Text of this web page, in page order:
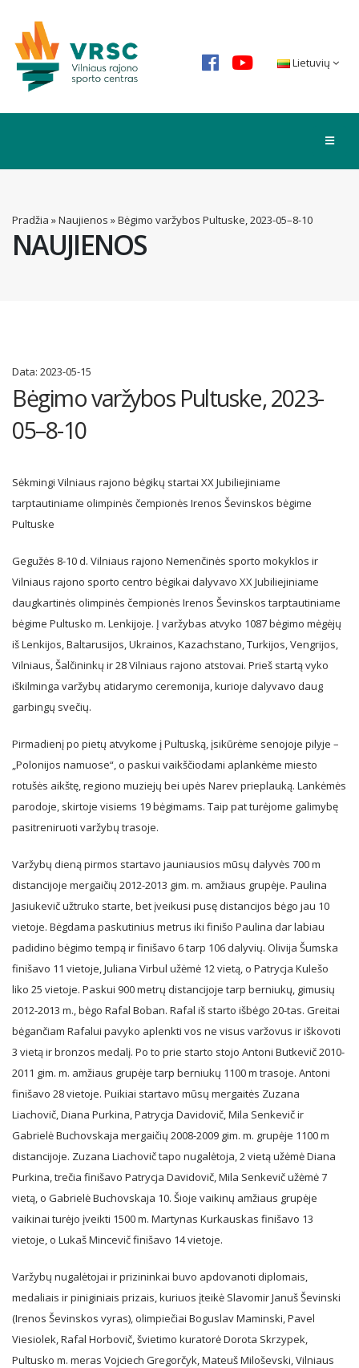
Lietuvių
NAUJIENOS
Pradžia »Naujienos »Bėgimo varžybos Pultuske, 2023-05–8-10
Data: 2023-05-15
Bėgimo varžybos Pultuske, 2023-
05–8-10
Sėkmingi Vilniaus rajono bėgikų startai XX Jubiliejiniame
tarptautiniame olimpinės čempionės Irenos Ševinskos bėgime
Pultuske
Gegužės 8-10 d. Vilniaus rajono Nemenčinės sporto mokyklos ir
Vilniaus rajono sporto centro bėgikai dalyvavo XX Jubiliejiniame
daugkartinės olimpinės čempionės Irenos Ševinskos tarptautiniame
bėgime Pultusko m. Lenkijoje. Į varžybas atvyko 1087 bėgimo mėgėjų
iš Lenkijos, Baltarusijos, Ukrainos, Kazachstano, Turkijos, Vengrijos,
Vilniaus, Šalčininkų ir 28 Vilniaus rajono atstovai. Prieš startą vyko
iškilminga varžybų atidarymo ceremonija, kurioje dalyvavo daug
garbingų svečių.
Pirmadienį po pietų atvykome į Pultuską, įsikūrėme senojoje pilyje –
„Polonijos namuose“, o paskui vaikščiodami aplankėme miesto
rotušės aikštę, regiono muziejų bei upės Narev prieplauką. Lankėmės
parodoje, skirtoje visiems 19 bėgimams. Taip pat turėjome galimybę
pasitreniruoti varžybų trasoje.
Varžybų dieną pirmos startavo jauniausios mūsų dalyvės 700 m
distancijoje mergaičių 2012-2013 gim. m. amžiaus grupėje. Paulina
Jasiukevič užtruko starte, bet įveikusi pusę distancijos bėgo jau 10
vietoje. Bėgdama paskutinius metrus iki finišo Paulina dar labiau
padidino bėgimo tempą ir finišavo 6 tarp 106 dalyvių. Olivija Šumska
finišavo 11 vietoje, Juliana Virbul užėmė 12 vietą, o Patrycja Kulešo
liko 25 vietoje. Paskui 900 metrų distancijoje tarp berniukų, gimusių
2012-2013 m., bėgo Rafal Boban. Rafal iš starto išbėgo 20-tas. Greitai
bėgančiam Rafalui pavyko aplenkti vos ne visus varžovus ir iškovoti
3 vietą ir bronzos medalį. Po to prie starto stojo Antoni Butkevič 2010-
2011 gim. m. amžiaus grupėje tarp berniukų 1100 m trasoje. Antoni
finišavo 28 vietoje. Puikiai startavo mūsų mergaitės Zuzana
Liachovič, Diana Purkina, Patrycja Davidovič, Mila Senkevič ir
Gabrielė Buchovskaja mergaičių 2008-2009 gim. m. grupėje 1100 m
distancijoje. Zuzana Liachovič tapo nugalėtoja, 2 vietą užėmė Diana
Purkina, trečia finišavo Patrycja Davidovič, Mila Senkevič užėmė 7
vietą, o Gabrielė Buchovskaja 10. Šioje vaikinų amžiaus grupėje
vaikinai turėjo įveikti 1500 m. Martynas Kurkauskas finišavo 13
vietoje, o Lukaš Mincevič finišavo 14 vietoje.
Varžybų nugalėtojai ir prizininkai buvo apdovanoti diplomais,
medaliais ir piniginiais prizais, kuriuos įteikė Slavomir Januš Ševinski
(Irenos Ševinskos vyras), olimpiečiai Boguslav Maminski, Pavel
Viesiolek, Rafal Horbovič, švietimo kuratorė Dorota Skrzypek,
Pultusko m. meras Vojciech Gregorčyk, Mateuš Miloševski, Vilniaus